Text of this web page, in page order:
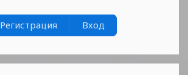
Регистрация Вход